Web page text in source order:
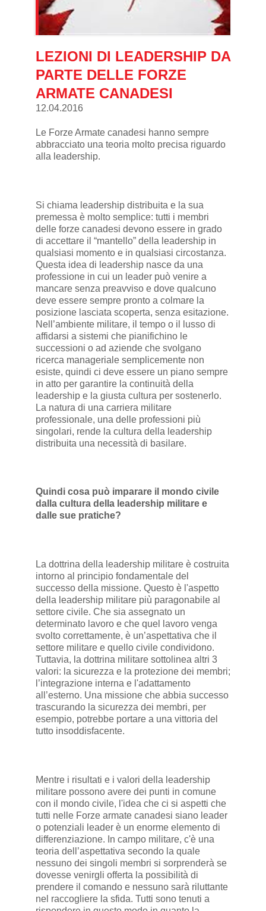
LEZIONI DI LEADERSHIP DA
PARTE DELLE FORZE
ARMATE CANADESI
12.04.2016
Le Forze Armate canadesi hanno sempre
abbracciato una teoria molto precisa riguardo
alla leadership.
Si chiama leadership distribuita e la sua
premessa è molto semplice: tutti i membri
delle forze canadesi devono essere in grado
di accettare il “mantello” della leadership in
qualsiasi momento e in qualsiasi circostanza.
Questa idea di leadership nasce da una
professione in cui un leader può venire a
mancare senza preavviso e dove qualcuno
deve essere sempre pronto a colmare la
posizione lasciata scoperta, senza esitazione.
Nell’ambiente militare, il tempo o il lusso di
affidarsi a sistemi che pianifichino le
successioni o ad aziende che svolgano
ricerca manageriale semplicemente non
esiste, quindi ci deve essere un piano sempre
in atto per garantire la continuità della
leadership e la giusta cultura per sostenerlo.
La natura di una carriera militare
professionale, una delle professioni più
singolari, rende la cultura della leadership
distribuita una necessità di basilare.
Quindi cosa può imparare il mondo civile
dalla cultura della leadership militare e
dalle sue pratiche?
La dottrina della leadership militare è costruita
intorno al principio fondamentale del
successo della missione. Questo è l'aspetto
della leadership militare più paragonabile al
settore civile. Che sia assegnato un
determinato lavoro e che quel lavoro venga
svolto correttamente, è un’aspettativa che il
settore militare e quello civile condividono.
Tuttavia, la dottrina militare sottolinea altri 3
valori: la sicurezza e la protezione dei membri;
l’integrazione interna e l'adattamento
all’esterno. Una missione che abbia successo
trascurando la sicurezza dei membri, per
esempio, potrebbe portare a una vittoria del
tutto insoddisfacente.
Mentre i risultati e i valori della leadership
militare possono avere dei punti in comune
con il mondo civile, l'idea che ci si aspetti che
tutti nelle Forze armate canadesi siano leader
o potenziali leader è un enorme elemento di
differenziazione. In campo militare, c'è una
teoria dell’aspettativa secondo la quale
nessuno dei singoli membri si sorprenderà se
dovesse venirgli offerta la possibilità di
prendere il comando e nessuno sarà riluttante
nel raccogliere la sfida. Tutti sono tenuti a